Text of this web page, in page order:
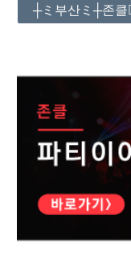
┼ミ부산ミ┼존클